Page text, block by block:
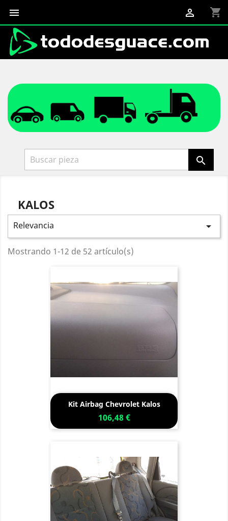
 shopping_cart


KALOS
Relevancia 
Mostrando 1-12 de 52 artículo(s)
Kit Airbag Chevrolet Kalos
106,48 €